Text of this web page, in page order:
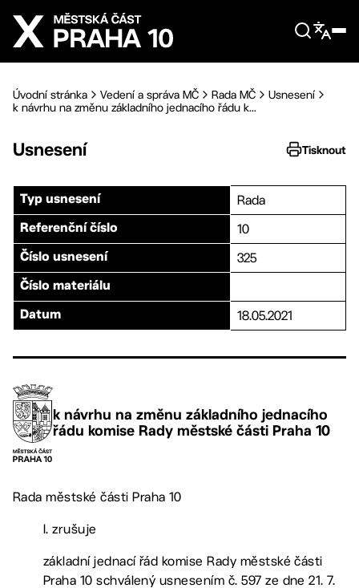
Přejít na hlavní obsah
Úvodní stránka Vedení a správa MČ Rada MČ
Usnesení
k návrhu na změnu základního jednacího řádu k...
Usnesení Tisknout
Typ usnesení Rada
Referenční číslo 10
Číslo usnesení 325
Číslo materiálu
Datum 18.05.2021
k návrhu na změnu základního jednacího
řádu komise Rady městské části Praha 10
Rada městské části Praha 10
I. zrušuje
základní jednací řád komise Rady městské části
Praha 10 schválený usnesením č. 597 ze dne 21. 7.